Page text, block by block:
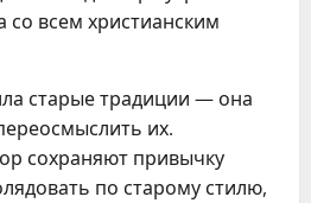
всем христианским
старые традиции — она
их.
сохраняют привычку
по старому стилю,